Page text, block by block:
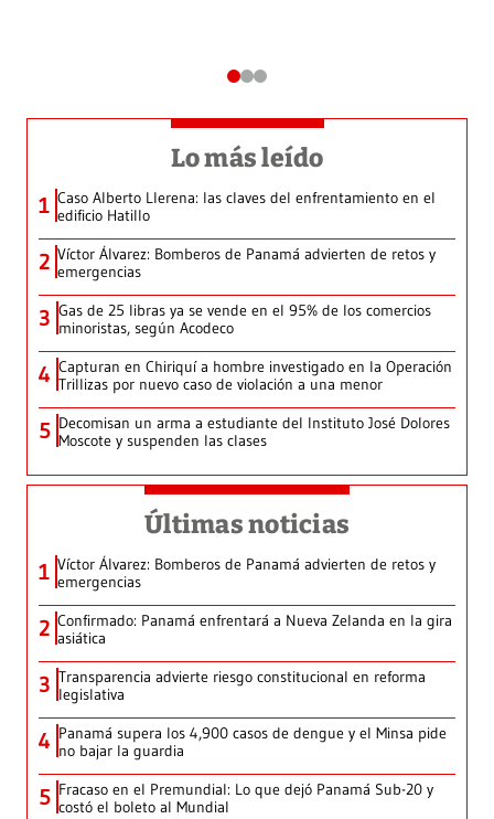
Lo más leído
1 Caso Alberto Llerena: las claves del enfrentamiento en el
edificio Hatillo
2 Víctor Álvarez: Bomberos de Panamá advierten de retos y
emergencias
3 Gas de 25 libras ya se vende en el 95% de los comercios
minoristas, según Acodeco
4 Capturan en Chiriquí a hombre investigado en la Operación
Trillizas por nuevo caso de violación a una menor
5 Decomisan un arma a estudiante del Instituto José Dolores
Moscote y suspenden las clases
Últimas noticias
1 Víctor Álvarez: Bomberos de Panamá advierten de retos y
emergencias
2 Confirmado: Panamá enfrentará a Nueva Zelanda en la gira
asiática
3 Transparencia advierte riesgo constitucional en reforma
legislativa
4 Panamá supera los 4,900 casos de dengue y el Minsa pide
no bajar la guardia
5 Fracaso en el Premundial: Lo que dejó Panamá Sub-20 y
costó el boleto al Mundial